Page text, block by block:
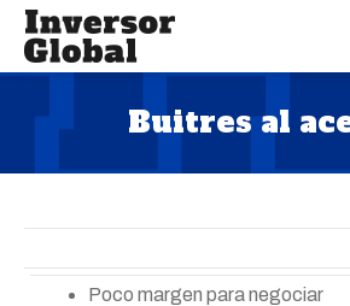
Buitres al
Poco margen para negociar